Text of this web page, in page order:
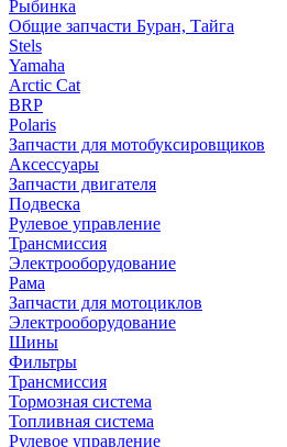
Рыбинка
Общие запчасти Буран, Тайга
Stels
Yamaha
Arctic Cat
BRP
Polaris
Запчасти для мотобуксировщиков
Аксессуары
Запчасти двигателя
Подвеска
Рулевое управление
Трансмиссия
Электрооборудование
Рама
Запчасти для мотоциклов
Электрооборудование
Шины
Фильтры
Трансмиссия
Тормозная система
Топливная система
Рулевое управление